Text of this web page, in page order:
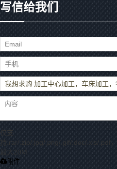
写信给我们
仅支
持.rar/.zip/.jpg/.png/.gif/.doc/.xls/.pdf，
最大20M
附件